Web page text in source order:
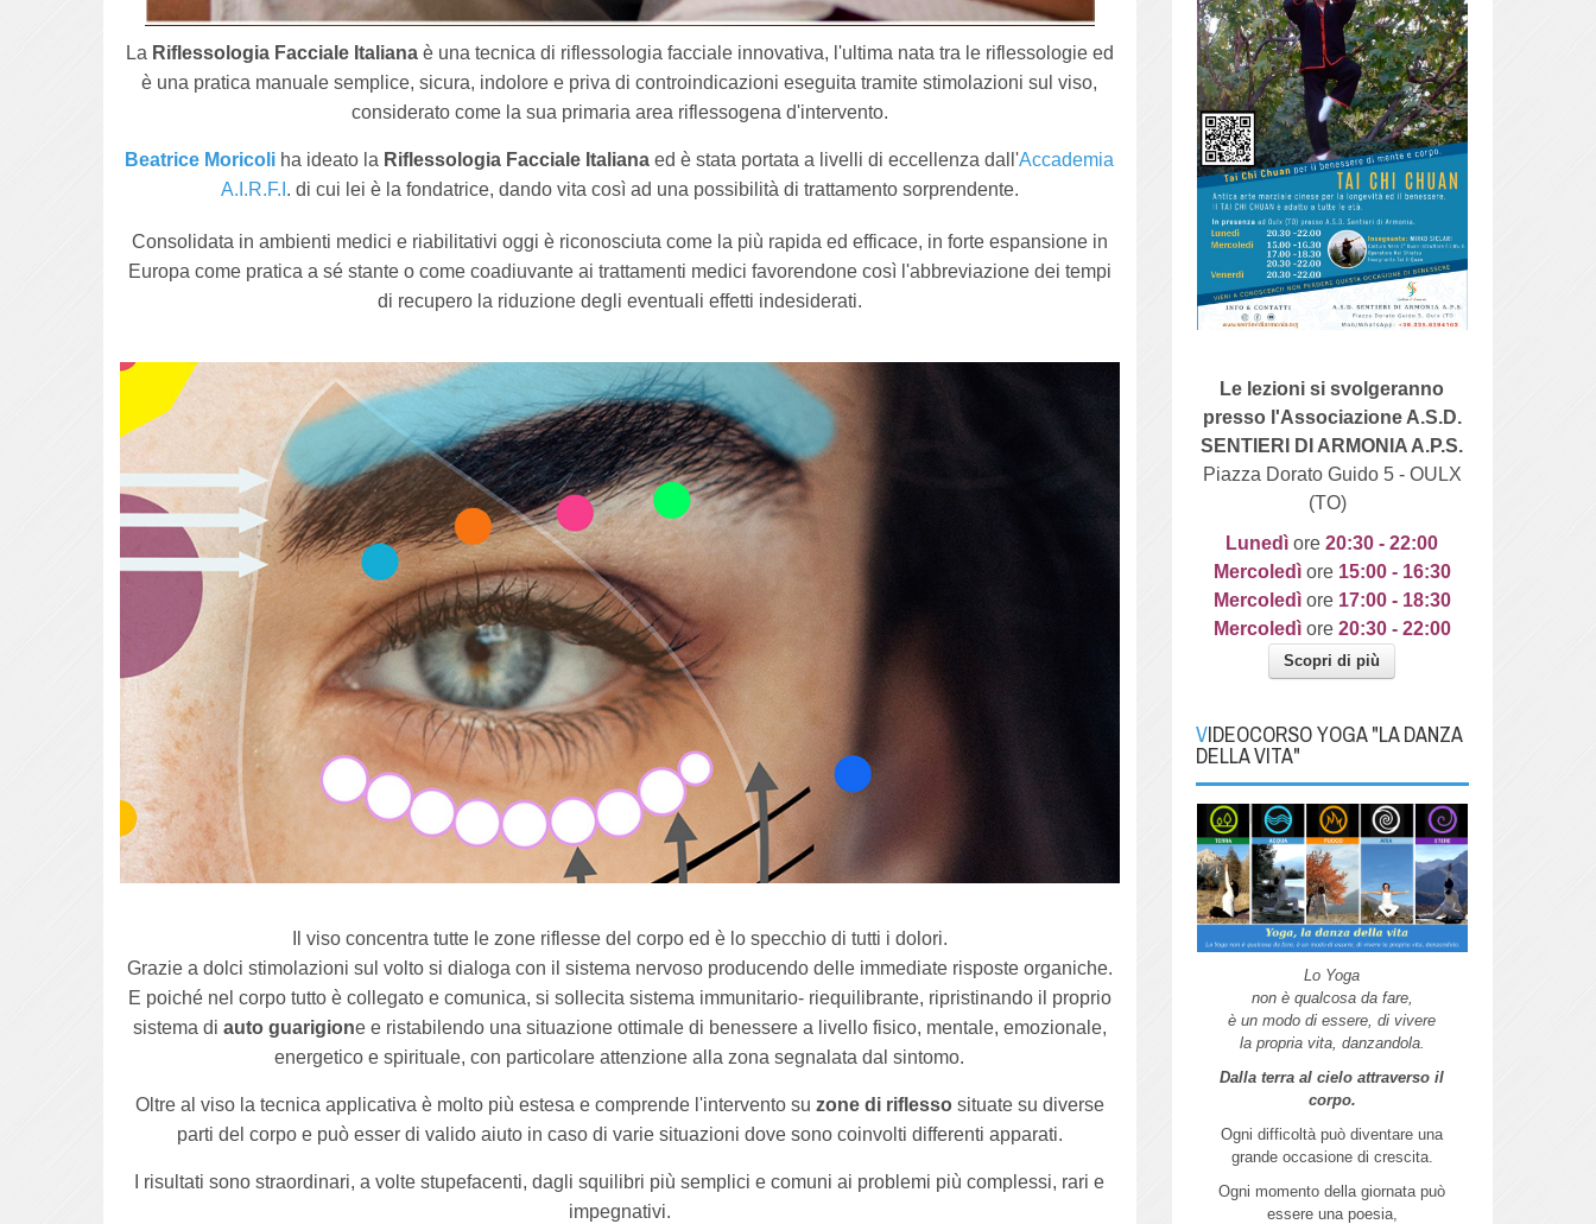
La Riflessologia Facciale Italianaè una tecnica di riflessologia facciale innovativa, l'ultima nata tra le riflessologie ed
è una pratica manuale semplice, sicura, indolore e priva di controindicazioni eseguita tramite stimolazioni sul viso,
considerato come la sua primaria area riflessogena d'intervento.
Beatrice Moricoli ha ideato la Riflessologia Facciale Italiana ed è stata portata a livelli di eccellenza dall'Accademia
A.I.R.F.I . di cui lei è la fondatrice, dando vita così ad una possibilità di trattamento sorprendente.
Consolidata in ambienti medici e riabilitativi oggi è riconosciuta come la più rapida ed efficace, in forte espansione in
Europa come pratica a sé stante o come coadiuvante ai trattamenti medici favorendone così l'abbreviazione dei tempi
di recupero la riduzione degli eventuali effetti indesiderati.
Il viso concentra tutte le zone riflesse del corpo ed è lo specchio di tutti i dolori.
Grazie a dolci stimolazioni sul volto si dialoga con il sistema nervoso producendo delle immediate risposte organiche.
E poiché nel corpo tutto è collegato e comunica, si sollecita sistema immunitario- riequilibrante, ripristinando il proprio
sistema di auto guarigione e ristabilendo una situazione ottimale di benessere a livello fisico, mentale, emozionale,
energetico e spirituale, con particolare attenzione alla zona segnalata dal sintomo.
Oltre al viso la tecnica applicativa è molto più estesa e comprende l'intervento su zone di riflessosituate su diverse
parti del corpo e può esser di valido aiuto in caso di varie situazioni dove sono coinvolti differenti apparati.
I risultati sono straordinari, a volte stupefacenti, dagli squilibri più semplici e comuni ai problemi più complessi, rari e
impegnativi.
Le lezioni si svolgeranno
presso l'Associazione A.S.D.
SENTIERI DI ARMONIA A.P.S.
Piazza Dorato Guido 5 - OULX
(TO)
Lunedìore 20:30 - 22:00
Mercoledì ore 15:00 - 16:30
Mercoledì ore 17:00 - 18:30
Mercoledì ore 20:30 - 22:00
Scopri di più
VIDEOCORSO YOGA "LA DANZA
DELLA VITA"
Lo Yoga
non è qualcosa da fare,
è un modo di essere, di vivere
la propria vita, danzandola.
Dalla terra al cielo attraverso il
corpo.
Ogni difficoltà può diventare una
grande occasione di crescita.
Ogni momento della giornata può
essere una poesia,